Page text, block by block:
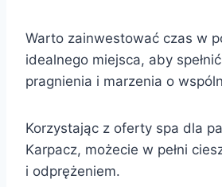
Warto zainwestować czas w
idealnego miejsca, aby
pragnienia i marzenia o
Korzystając z oferty spa dla
Karpacz, możecie w pełni
i odprężeniem.